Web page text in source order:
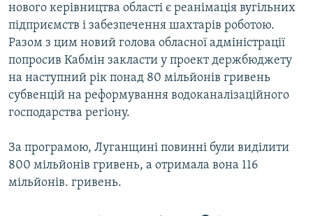
КРИМ РЕАЛІЇ
РУС
УКР
КТАТ
нового керівництва області є реанімація вугільних
підприємств і забезпечення шахтарів роботою.
Разом з цим новий голова обласної адміністрації
попросив Кабмін закласти у проект держбюджету
на наступний рік понад 80 мільйонів гривень
субвенцій на реформування водоканалізаційного
господарства регіону.
За програмою, Луганщині повинні були виділити
800 мільйонів гривень, а отримала вона 116
мільйонів. гривень.